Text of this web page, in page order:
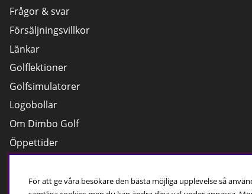
Frågor & svar
Försäljningsvillkor
Länkar
Golflektioner
Golfsimulatorer
Logobollar
Om Dimbo Golf
Öppettider
För att ge våra besökare den bästa möjliga upplevelse så